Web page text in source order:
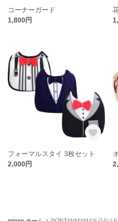
コーナーガード
1,800円
フォーマルスタイ 3枚セット
2,000円